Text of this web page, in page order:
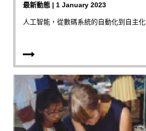
最新動態 | 1 January 2023
人工智能，從數碼系統的自動化到自主化